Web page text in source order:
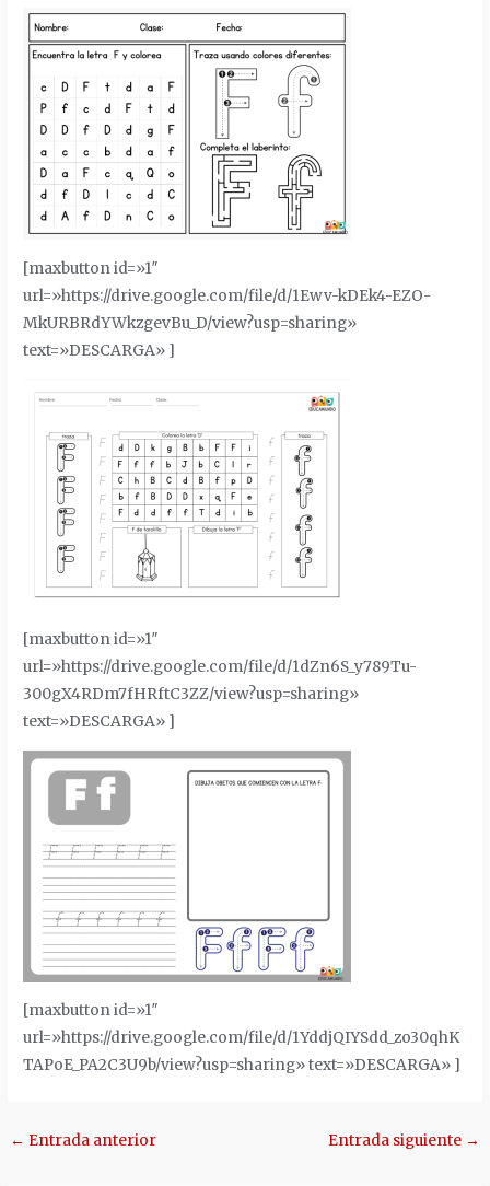
[maxbutton id=»1″
url=»https://drive.google.com/file/d/1Ewv-kDEk4-EZO-
MkURBRdYWkzgevBu_D/view?usp=sharing»
text=»DESCARGA» ]
[maxbutton id=»1″
url=»https://drive.google.com/file/d/1dZn6S_y789Tu-
300gX4RDm7fHRftC3ZZ/view?usp=sharing»
text=»DESCARGA» ]
[maxbutton id=»1″
url=»https://drive.google.com/file/d/1YddjQIYSdd_zo30qhK
TAPoE_PA2C3U9b/view?usp=sharing» text=»DESCARGA» ]
Navegación
← Entrada anterior Entrada siguiente →